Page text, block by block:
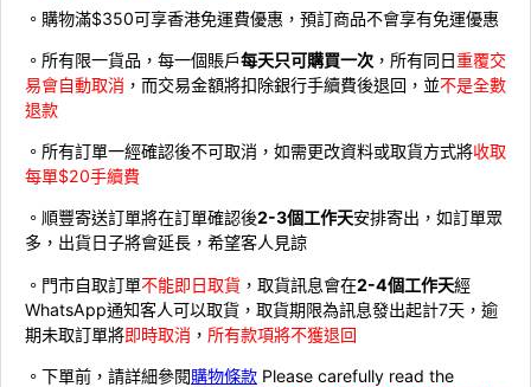
。購物滿$350可享香港免運費優惠，預訂商品不會享有免運優惠
。所有限一貨品，每一個賬戶每天只可購買一次 ，所有同日重覆交
易會自動取消 ，而交易金額將扣除銀行手續費後退回，並不是全數
退款
。所有訂單一經確認後不可取消，如需更改資料或取貨方式將收取
每單$20手續費
。順豐寄送訂單將在訂單確認後2-3個工作天安排寄出，如訂單眾
多，出貨日子將會延長，希望客人見諒
。門市自取訂單不能即日取貨 ，取貨訊息會在2-4個工作天經
WhatsApp通知客人可以取貨，取貨期限為訊息發出起計7天，逾
期未取訂單將即時取消 ， 所有款項將不獲退回
。下單前，請詳細參閱購物條款 Please carefully read the